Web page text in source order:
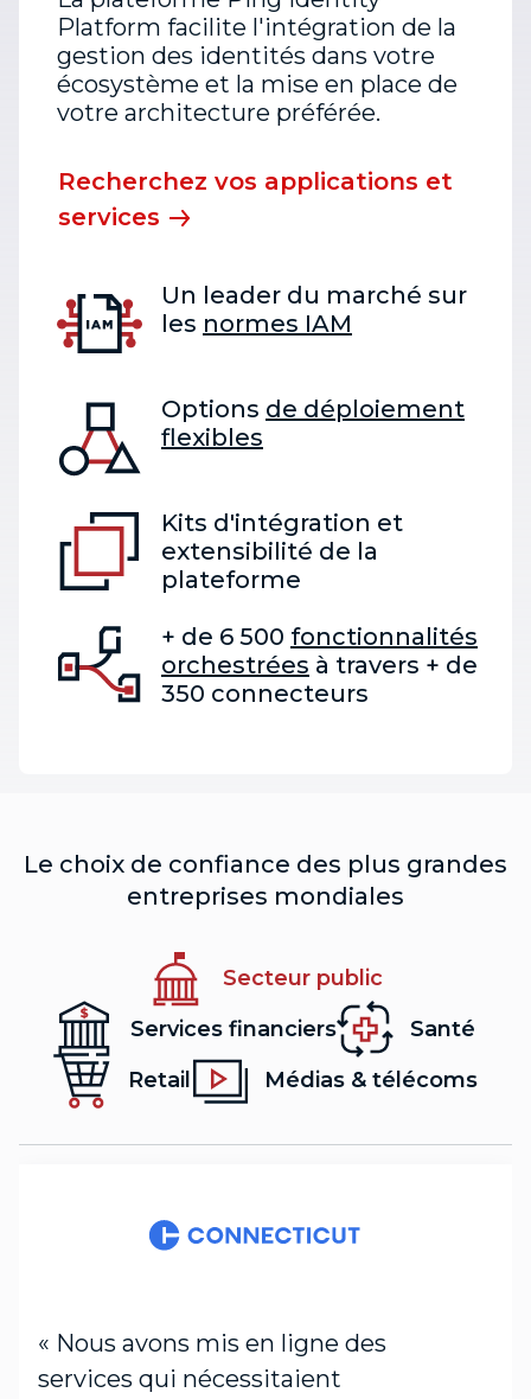
Platform facilite l'intégration de la
gestion des identités dans votre
écosystème et la mise en place de
votre architecture préférée.
Recherchez vos applications et
services
Un leader du marché sur
les normes IAM
Options de déploiement
flexibles
Kits d'intégration et
extensibilité de la
plateforme
+ de 6 500 fonctionnalités
orchestrées à travers + de
350 connecteurs
Le choix de confiance des plus grandes
entreprises mondiales
Secteur public
Services financiers
Santé
Retail
Médias & télécoms
« Nous avons mis en ligne des
services qui nécessitaient